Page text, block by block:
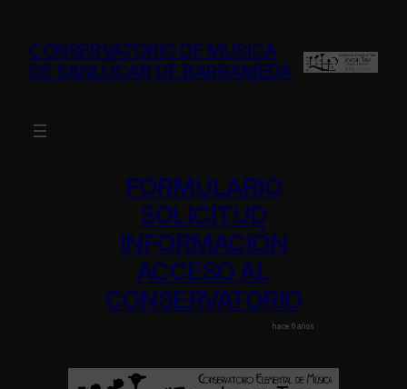
contenido
CONSERVATORIO DE MÚSICA
DE SANLÚCAR DE BARRAMEDA
FORMULARIO
SOLICITUD
INFORMACIÓN
ACCESO AL
CONSERVATORIO
hace 6 años